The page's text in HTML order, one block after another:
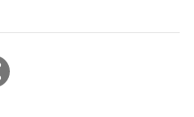
teilen